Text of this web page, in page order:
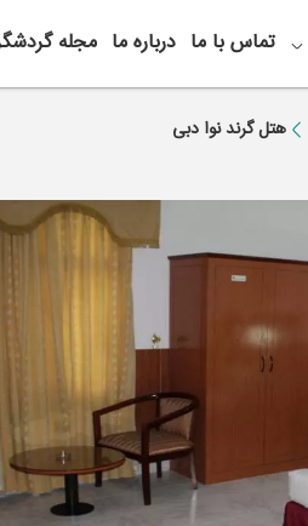
تماس با ما درباره ما مجله
هتل گرند نوا دبی